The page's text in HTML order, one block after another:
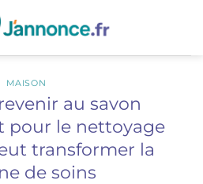
MAISON
au savon
pour le nettoyage
transformer la
de soins